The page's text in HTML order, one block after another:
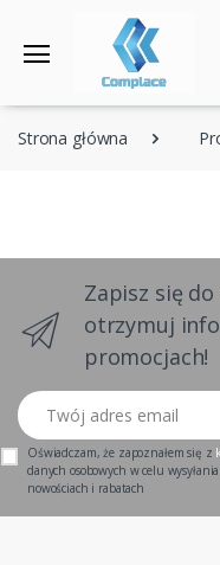
Strona główna
Zapisz się
otrzymuj
promocjach!
Twój adres email
Oświadczam, że zapoznałem się z
danych osobowych w celu
nowościach i rabatach